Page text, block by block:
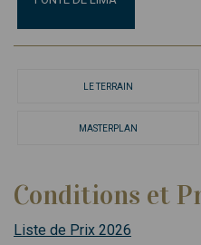
LE TERRAIN
MASTERPLAN
Conditions et
Liste de Prix 2026